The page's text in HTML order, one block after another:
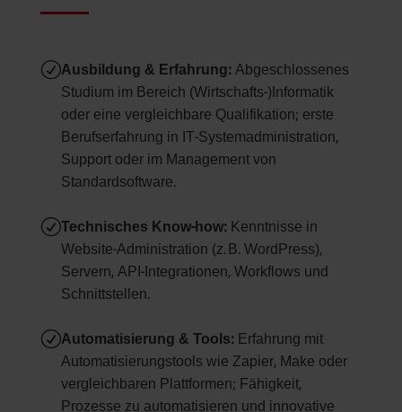
RAusbildung & Erfahrung:Abgeschlossenes
Studium im Bereich (Wirtschafts-)Informatik
oder eine vergleichbare Qualifikation; erste
Berufserfahrung in IT-Systemadministration,
Support oder im Management von
Standardsoftware.
RTechnisches Know-how:Kenntnisse in
Website-Administration (z. B. WordPress),
Servern, API-Integrationen, Workflows und
Schnittstellen.
RAutomatisierung & Tools:Erfahrung mit
Automatisierungstools wie Zapier, Make oder
vergleichbaren Plattformen; Fähigkeit,
Prozesse zu automatisieren und innovative